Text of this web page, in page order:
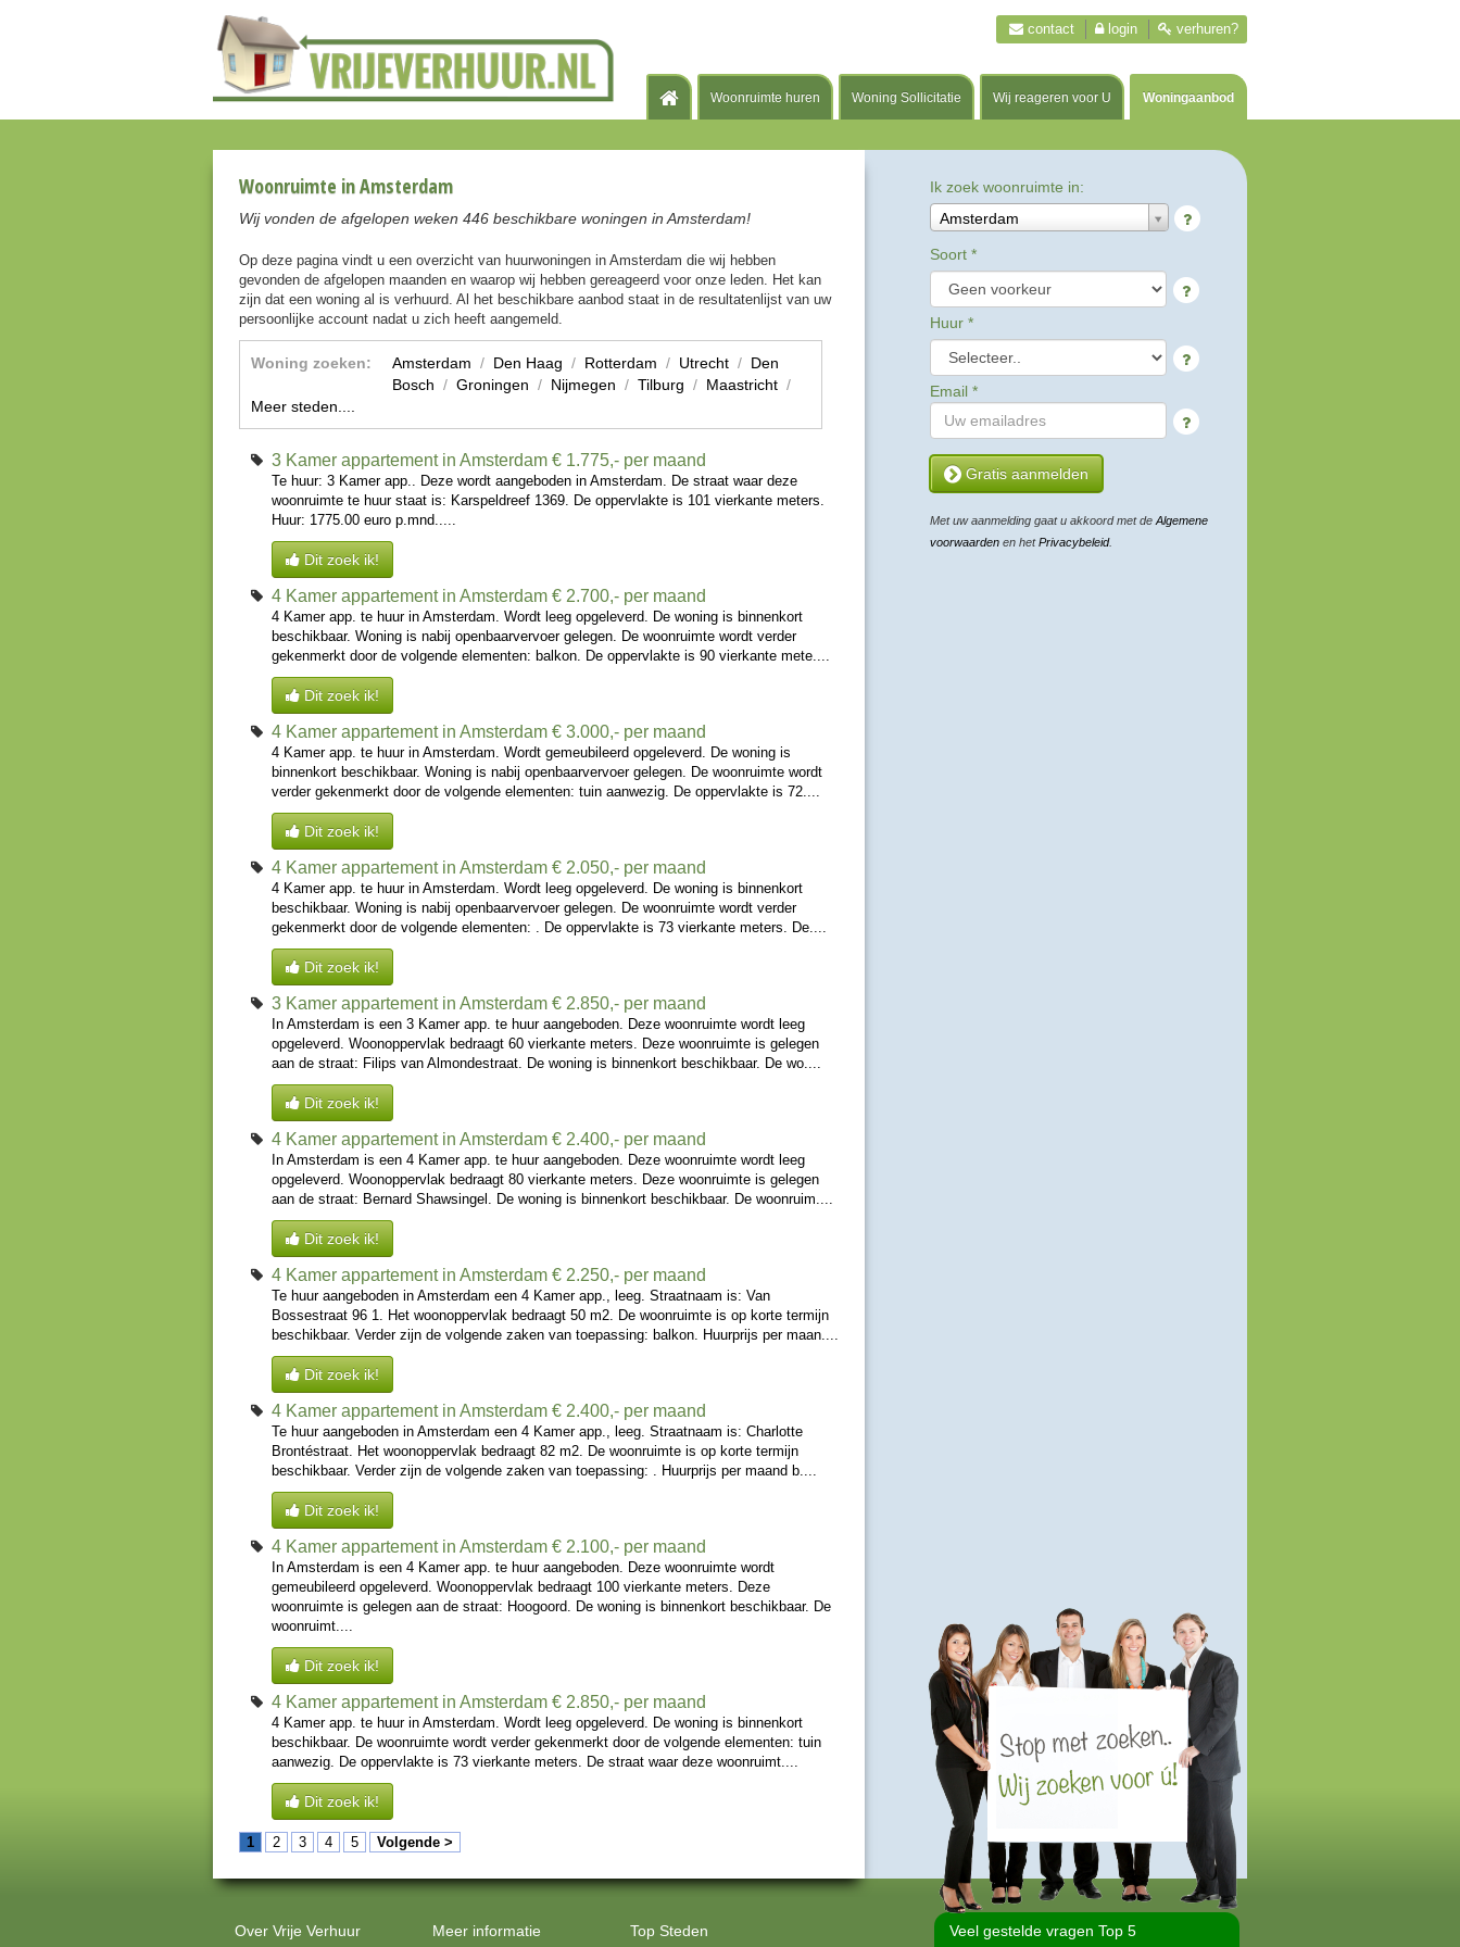
Woonruimte huren Woning Sollicitatie Wij reageren voor U Woningaanbod
contact login verhuren?
Woonruimte in Amsterdam
Wij vonden de afgelopen weken 446 beschikbare woningen in Amsterdam!
Op deze pagina vindt u een overzicht van huurwoningen in Amsterdam die wij hebben
gevonden de afgelopen maanden en waarop wij hebben gereageerd voor onze leden. Het kan
zijn dat een woning al is verhuurd. Al het beschikbare aanbod staat in de resultatenlijst van uw
persoonlijke account nadat u zich heeft aangemeld.
Woning zoeken: Amsterdam / Den Haag / Rotterdam / Utrecht / Den
Bosch / Groningen / Nijmegen / Tilburg / Maastricht /
Meer steden....
3 Kamer appartement in Amsterdam € 1.775,- per maand
Te huur: 3 Kamer app.. Deze wordt aangeboden in Amsterdam. De straat waar deze
woonruimte te huur staat is: Karspeldreef 1369. De oppervlakte is 101 vierkante meters.
Huur: 1775.00 euro p.mnd.....
Dit zoek ik!
4 Kamer appartement in Amsterdam € 2.700,- per maand
4 Kamer app. te huur in Amsterdam. Wordt leeg opgeleverd. De woning is binnenkort
beschikbaar. Woning is nabij openbaarvervoer gelegen. De woonruimte wordt verder
gekenmerkt door de volgende elementen: balkon. De oppervlakte is 90 vierkante mete....
Dit zoek ik!
4 Kamer appartement in Amsterdam € 3.000,- per maand
4 Kamer app. te huur in Amsterdam. Wordt gemeubileerd opgeleverd. De woning is
binnenkort beschikbaar. Woning is nabij openbaarvervoer gelegen. De woonruimte wordt
verder gekenmerkt door de volgende elementen: tuin aanwezig. De oppervlakte is 72....
Dit zoek ik!
4 Kamer appartement in Amsterdam € 2.050,- per maand
4 Kamer app. te huur in Amsterdam. Wordt leeg opgeleverd. De woning is binnenkort
beschikbaar. Woning is nabij openbaarvervoer gelegen. De woonruimte wordt verder
gekenmerkt door de volgende elementen: . De oppervlakte is 73 vierkante meters. De....
Dit zoek ik!
3 Kamer appartement in Amsterdam € 2.850,- per maand
In Amsterdam is een 3 Kamer app. te huur aangeboden. Deze woonruimte wordt leeg
opgeleverd. Woonoppervlak bedraagt 60 vierkante meters. Deze woonruimte is gelegen
aan de straat: Filips van Almondestraat. De woning is binnenkort beschikbaar. De wo....
Dit zoek ik!
4 Kamer appartement in Amsterdam € 2.400,- per maand
In Amsterdam is een 4 Kamer app. te huur aangeboden. Deze woonruimte wordt leeg
opgeleverd. Woonoppervlak bedraagt 80 vierkante meters. Deze woonruimte is gelegen
aan de straat: Bernard Shawsingel. De woning is binnenkort beschikbaar. De woonruim....
Dit zoek ik!
4 Kamer appartement in Amsterdam € 2.250,- per maand
Te huur aangeboden in Amsterdam een 4 Kamer app., leeg. Straatnaam is: Van
Bossestraat 96 1. Het woonoppervlak bedraagt 50 m2. De woonruimte is op korte termijn
beschikbaar. Verder zijn de volgende zaken van toepassing: balkon. Huurprijs per maan....
Dit zoek ik!
4 Kamer appartement in Amsterdam € 2.400,- per maand
Te huur aangeboden in Amsterdam een 4 Kamer app., leeg. Straatnaam is: Charlotte
Brontéstraat. Het woonoppervlak bedraagt 82 m2. De woonruimte is op korte termijn
beschikbaar. Verder zijn de volgende zaken van toepassing: . Huurprijs per maand b....
Dit zoek ik!
4 Kamer appartement in Amsterdam € 2.100,- per maand
In Amsterdam is een 4 Kamer app. te huur aangeboden. Deze woonruimte wordt
gemeubileerd opgeleverd. Woonoppervlak bedraagt 100 vierkante meters. Deze
woonruimte is gelegen aan de straat: Hoogoord. De woning is binnenkort beschikbaar. De
woonruimt....
Dit zoek ik!
4 Kamer appartement in Amsterdam € 2.850,- per maand
4 Kamer app. te huur in Amsterdam. Wordt leeg opgeleverd. De woning is binnenkort
beschikbaar. De woonruimte wordt verder gekenmerkt door de volgende elementen: tuin
aanwezig. De oppervlakte is 73 vierkante meters. De straat waar deze woonruimt....
Dit zoek ik!
1 2 3 4 5 Volgende >
Ik zoek woonruimte in:
Amsterdam
Soort *
Huur *
Email *
Gratis aanmelden
Met uw aanmelding gaat u akkoord met de Algemene
voorwaarden en hetPrivacybeleid.
Over Vrije Verhuur Meer informatie Top Steden Veel gestelde vragen Top 5